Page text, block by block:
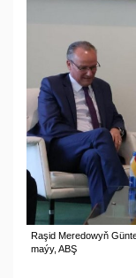
Raşid Meredowyň
maýy, ABŞ